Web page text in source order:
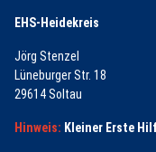
EHS-Heidekreis
Jörg Stenzel
Lüneburger Str. 18
29614 Soltau
Hinweis: Kleiner Erste